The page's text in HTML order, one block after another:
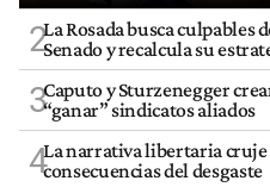
2La Rosada busca culpables
Senado y recalcula su
3Caputo y Sturzenegger
“ganar” sindicatos aliados
4La narrativa libertaria cruje
consecuencias del desgaste